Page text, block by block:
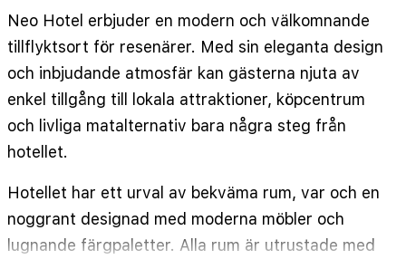
Neo Hotel erbjuder en modern och välkomnande
tillflyktsort för resenärer. Med sin eleganta design
och inbjudande atmosfär kan gästerna njuta av
enkel tillgång till lokala attraktioner, köpcentrum
och livliga matalternativ bara några steg från
hotellet.
Hotellet har ett urval av bekväma rum, var och en
noggrant designad med moderna möbler och
lugnande färgpaletter. Alla rum är utrustade med